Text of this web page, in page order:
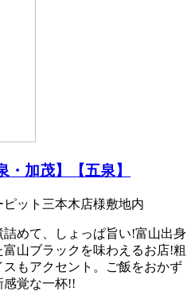
・加茂】【五泉】
ット三本木店様敷地内
めて、しょっぱ旨い!富山出身
山ブラックを味わえるお店!粗
もアクセント。ご飯をおかず
感覚な一杯!!